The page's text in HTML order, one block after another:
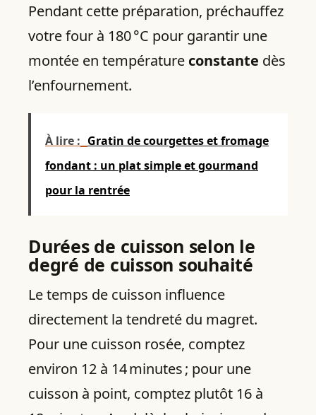
Pendant cette préparation, préchauffez
votre four à 180 °C pour garantir une
montée en température constante dès
l’enfournement.
À lire : Gratin de courgettes et fromage
fondant : un plat simple et gourmand
pour la rentrée
Durées de cuisson selon le
degré de cuisson souhaité
Le temps de cuisson influence
directement la tendreté du magret.
Pour une cuisson rosée, comptez
environ 12 à 14 minutes ; pour une
cuisson à point, comptez plutôt 16 à